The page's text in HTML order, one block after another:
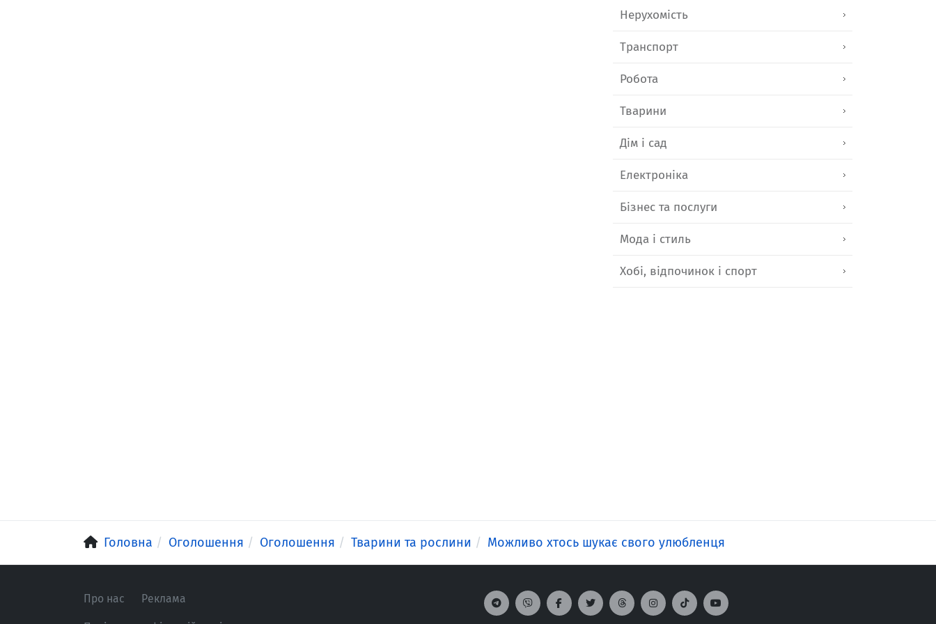
Нерухомість
Транспорт
Робота
Тварини
Дім і сад
Електроніка
Бізнес та послуги
Мода і стиль
Хобі, відпочинок і спорт
Головна Оголошення Оголошення Тварини та рослини Можливо хтось шукає свого улюбленця
Про нас Реклама